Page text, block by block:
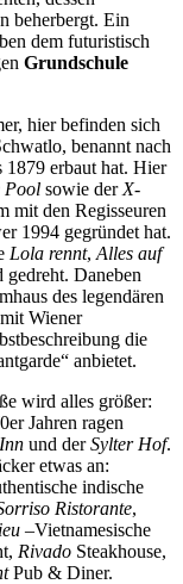
beherbergt. Ein
dem futuristisch
Grundschule
hier befinden sich
benannt nach
1879 erbaut hat. Hier
Pool sowie der X-
mit den Regisseuren
1994 gegründet hat.
Lola rennt, Alles auf
gedreht. Daneben
des legendären
Wiener
die
anbietet.
wird alles größer:
Jahren ragen
und derSylter Hof.
etwas an:
indische
Ristorante,
–Vietnamesische
Rivado Steakhouse,
Pub & Diner.